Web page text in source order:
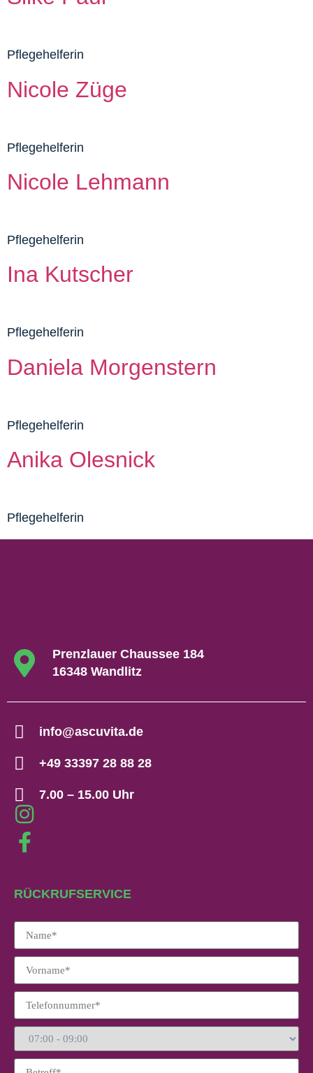
Pflegehelferin
Nicole Züge
Pflegehelferin
Nicole Lehmann
Pflegehelferin
Ina Kutscher
Pflegehelferin
Daniela Morgenstern
Pflegehelferin
Anika Olesnick
Pflegehelferin
Prenzlauer Chaussee 184
16348 Wandlitz
info@ascuvita.de
+49 33397 28 88 28
7.00 – 15.00 Uhr
RÜCKRUFSERVICE